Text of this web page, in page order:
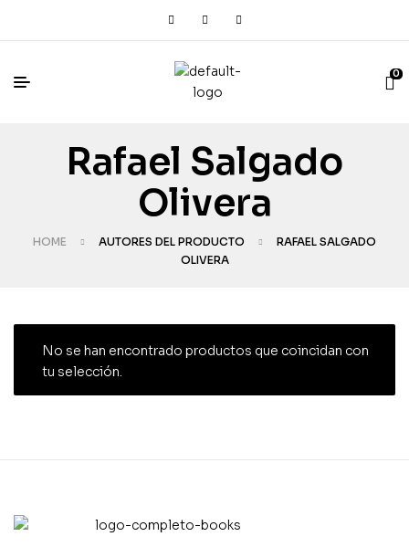
0
Rafael Salgado
Olivera
HOME AUTORES DEL PRODUCTO
RAFAEL SALGADO
OLIVERA
No se han encontrado productos que coincidan con
tu selección.